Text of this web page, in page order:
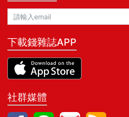
下載錢雜誌APP
社群媒體